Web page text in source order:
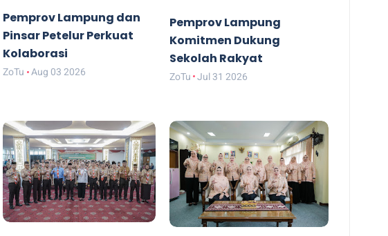
Pemprov Lampung dan
Pinsar Petelur Perkuat
Kolaborasi
ZoTu Aug 03 2026
Pemprov Lampung
Komitmen Dukung
Sekolah Rakyat
ZoTu Jul 31 2026